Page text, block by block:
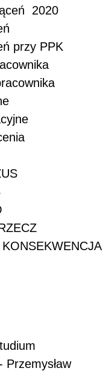
2020
przy PPK